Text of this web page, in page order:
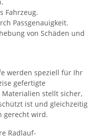
Fahrzeug.
Passgenauigkeit.
von Schäden und
werden speziell für Ihr
gefertigte
stellt sicher,
ist und gleichzeitig
gerecht wird.
Radlauf-